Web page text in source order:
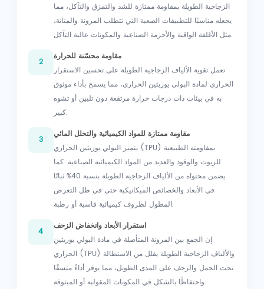
الزجاجية الطويلة بمقاومة ممتازة للشد والتمزق والتآكل، مما
يجعله مناسبًا للتطبيقات الصعبة التي تتطلب المرونة والمتانة،
مثل الأغلفة الواقية والأحزمة الصناعية والمكونات عالية التآكل.
2
مقاومة محسّنة للحرارة
تعمل تقوية الألياف الزجاجية الطويلة على تحسين الاستقرار
الحراري لمادة البولي يوريثين الحراري، مما يسمح بأداء موثوق
به في بيئات ذات درجات حرارة مرتفعة دون تليين أو تشوه
كبير.
3
مقاومة ممتازة للمواد الكيميائية والتحلل المائي
يتميز البولي يوريثين الحراري (TPU) بمقاومته الطبيعية
للزيوت والوقود والعديد من المواد الكيميائية الصناعية. كما
يضمن محتواه من الألياف الزجاجية الطويلة بنسبة 40% ثباتًا
في الأبعاد والخصائص الميكانيكية حتى في ظل التعرض
المطول لظروف كيميائية قاسية أو رطبة.
4
استقرار الأبعاد وانخفاض الزحف
إن الجمع بين المرونة المتأصلة في مادة البولي يوريثين
الحراري (TPU) والألياف الزجاجية الطويلة يقلل من الاستطالة
تحت الحمل والزحف على المدى الطويل، مما يوفر أداءً متسقًا
واحتفاظًا بالشكل في المكونات المقولبة أو المبثوقة.